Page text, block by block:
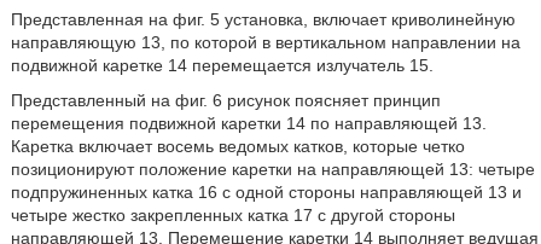
Представленная на фиг. 5 установка, включает криволинейную
направляющую 13, по которой в вертикальном направлении на
подвижной каретке 14 перемещается излучатель 15.
Представленный на фиг. 6 рисунок поясняет принцип
перемещения подвижной каретки 14 по направляющей 13.
Каретка включает восемь ведомых катков, которые четко
позиционируют положение каретки на направляющей 13: четыре
подпружиненных катка 16 с одной стороны направляющей 13 и
четыре жестко закрепленных катка 17 с другой стороны
направляющей 13. Перемещение каретки 14 выполняет ведущая